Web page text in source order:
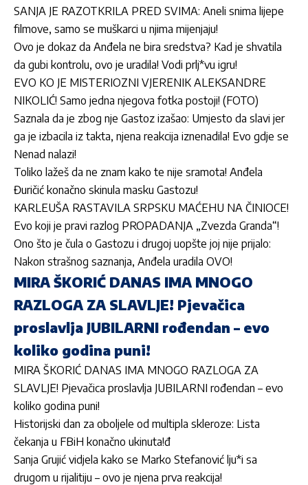
SANJA JE RAZOTKRILA PRED SVIMA: Aneli snima lijepe
filmove, samo se muškarci u njima mijenjaju!
Ovo je dokaz da Anđela ne bira sredstva? Kad je shvatila
da gubi kontrolu, ovo je uradila! Vodi prlj*vu igru!
EVO KO JE MISTERIOZNI VJERENIK ALEKSANDRE
NIKOLIĆ! Samo jedna njegova fotka postoji! (FOTO)
Saznala da je zbog nje Gastoz izašao: Umjesto da slavi jer
ga je izbacila iz takta, njena reakcija iznenadila! Evo gdje se
Nenad nalazi!
Toliko lažeš da ne znam kako te nije sramota! Anđela
Đuričić konačno skinula masku Gastozu!
KARLEUŠA RASTAVILA SRPSKU MAĆEHU NA ČINIOCE!
Evo koji je pravi razlog PROPADANJA „Zvezda Granda“!
Ono što je čula o Gastozu i drugoj uopšte joj nije prijalo:
Nakon strašnog saznanja, Anđela uradila OVO!
MIRA ŠKORIĆ DANAS IMA MNOGO
RAZLOGA ZA SLAVLJE! Pjevačica
proslavlja JUBILARNI rođendan – evo
koliko godina puni!
MIRA ŠKORIĆ DANAS IMA MNOGO RAZLOGA ZA
SLAVLJE! Pjevačica proslavlja JUBILARNI rođendan – evo
koliko godina puni!
Historijski dan za oboljele od multipla skleroze: Lista
čekanja u FBiH konačno ukinuta!đ
Sanja Grujić vidjela kako se Marko Stefanović lju*i sa
drugom u rijalitiju – ovo je njena prva reakcija!